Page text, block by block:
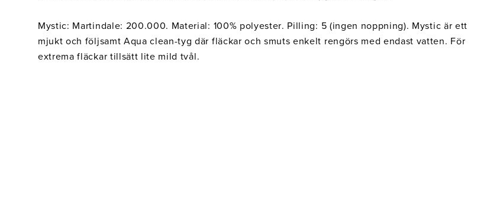
Mystic: Martindale: 200.000. Material: 100% polyester. Pilling: 5 (ingen noppning). Mystic är ett
mjukt och följsamt Aqua clean-tyg där fläckar och smuts enkelt rengörs med endast vatten. För
extrema fläckar tillsätt lite mild tvål.